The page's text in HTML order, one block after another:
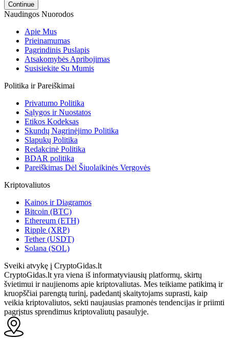
Continue
Naudingos Nuorodos
Apie Mus
Prieinamumas
Pagrindinis Puslapis
Atsakomybės Apribojimas
Susisiekite Su Mumis
Politika ir Pareiškimai
Privatumo Politika
Sąlygos ir Nuostatos
Etikos Kodeksas
Skundų Nagrinėjimo Politika
Slapukų Politika
Redakcinė Politika
BDAR politika
Pareiškimas Dėl Šiuolaikinės Vergovės
Kriptovaliutos
Kainos ir Diagramos
Bitcoin (BTC)
Ethereum (ETH)
Ripple (XRP)
Tether (USDT)
Solana (SOL)
Sveiki atvykę į CryptoGidas.lt
CryptoGidas.lt yra viena iš informatyviausių platformų, skirtų
švietimui ir naujienoms apie kriptovaliutas. Mes teikiame patikimą ir
kruopščiai parengtą turinį, padedantį skaitytojams suprasti, kaip
veikia kriptovaliutos, sekti naujausias pramonės tendencijas ir priimti
pagrįstus sprendimus kriptovaliutų pasaulyje.